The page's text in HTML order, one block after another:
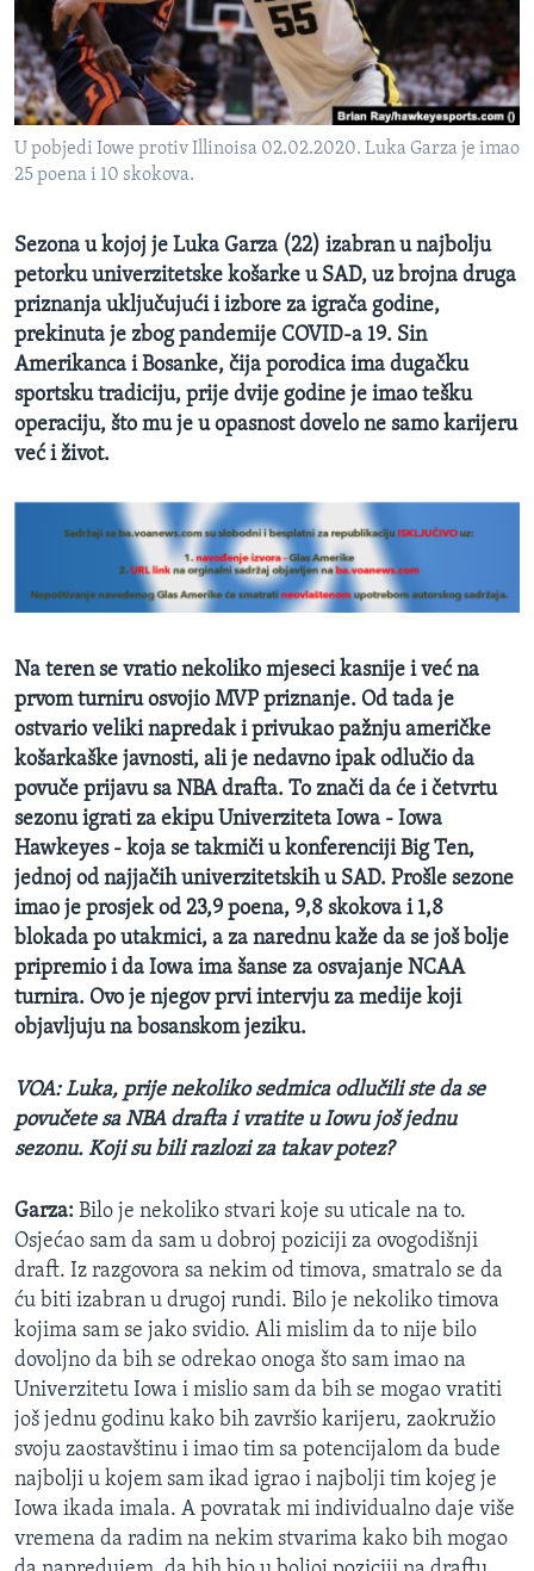
MAGAZIN
O GLASU AMERIKE
Learning English
Jezici
U pobjedi Iowe protiv Illinoisa 02.02.2020. Luka Garza je imao
25 poena i 10 skokova.
Sezona u kojoj je Luka Garza (22) izabran u najbolju
petorku univerzitetske košarke u SAD, uz brojna druga
priznanja uključujući i izbore za igrača godine,
prekinuta je zbog pandemije COVID-a 19. Sin
Amerikanca i Bosanke, čija porodica ima dugačku
sportsku tradiciju, prije dvije godine je imao tešku
operaciju, što mu je u opasnost dovelo ne samo karijeru
već i život.
Na teren se vratio nekoliko mjeseci kasnije i već na
prvom turniru osvojio MVP priznanje. Od tada je
ostvario veliki napredak i privukao pažnju američke
košarkaške javnosti, ali je nedavno ipak odlučio da
povuče prijavu sa NBA drafta. To znači da će i četvrtu
sezonu igrati za ekipu Univerziteta Iowa - Iowa
Hawkeyes - koja se takmiči u konferenciji Big Ten,
jednoj od najjačih univerzitetskih u SAD. Prošle sezone
imao je prosjek od 23,9 poena, 9,8 skokova i 1,8
blokada po utakmici, a za narednu kaže da se još bolje
pripremio i da Iowa ima šanse za osvajanje NCAA
turnira. Ovo je njegov prvi intervju za medije koji
objavljuju na bosanskom jeziku.
VOA: Luka, prije nekoliko sedmica odlučili ste da se
povučete sa NBA drafta i vratite u Iowu još jednu
sezonu. Koji su bili razlozi za takav potez?
Garza: Bilo je nekoliko stvari koje su uticale na to.
Osjećao sam da sam u dobroj poziciji za ovogodišnji
draft. Iz razgovora sa nekim od timova, smatralo se da
ću biti izabran u drugoj rundi. Bilo je nekoliko timova
kojima sam se jako svidio. Ali mislim da to nije bilo
dovoljno da bih se odrekao onoga što sam imao na
Univerzitetu Iowa i mislio sam da bih se mogao vratiti
još jednu godinu kako bih završio karijeru, zaokružio
svoju zaostavštinu i imao tim sa potencijalom da bude
najbolji u kojem sam ikad igrao i najbolji tim kojeg je
Iowa ikada imala. A povratak mi individualno daje više
vremena da radim na nekim stvarima kako bih mogao